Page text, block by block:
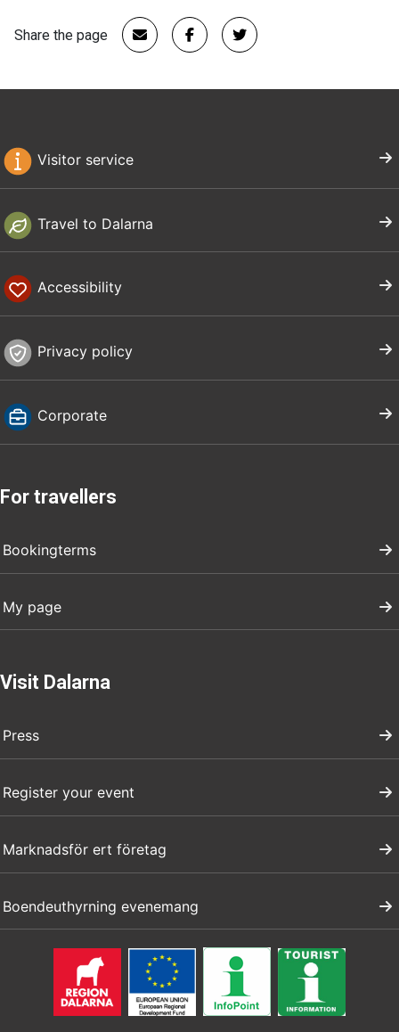
Share the page
Visitor service
Travel to Dalarna
Accessibility
Privacy policy
Corporate
For travellers
Bookingterms
My page
Visit Dalarna
Press
Register your event
Marknadsför ert företag
Boendeuthyrning evenemang